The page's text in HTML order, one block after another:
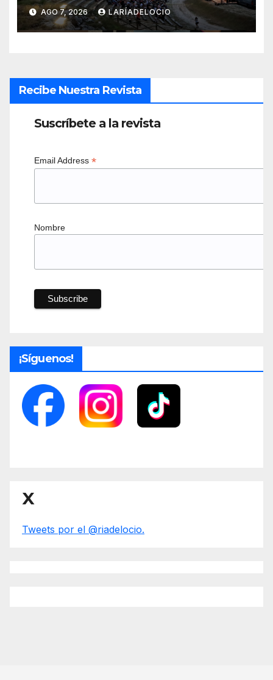
AGO 7, 2026 LARÍADELOCIO
Recibe Nuestra Revista
Suscríbete a la revista
Email Address *
Nombre
¡Síguenos!
X
Tweets por el @riadelocio.